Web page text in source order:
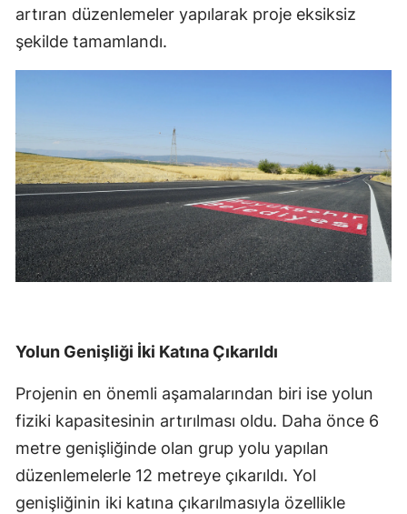
artıran düzenlemeler yapılarak proje eksiksiz
şekilde tamamlandı.
Yolun Genişliği İki Katına Çıkarıldı
Projenin en önemli aşamalarından biri ise yolun
fiziki kapasitesinin artırılması oldu. Daha önce 6
metre genişliğinde olan grup yolu yapılan
düzenlemelerle 12 metreye çıkarıldı. Yol
genişliğinin iki katına çıkarılmasıyla özellikle